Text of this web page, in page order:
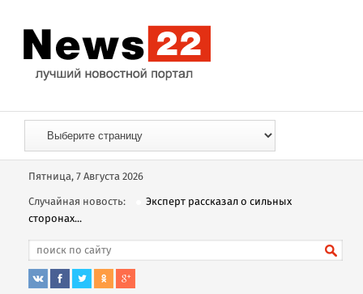
Пятница, 7 Августа 2026
Случайная новость:
Эксперт рассказал о сильных
сторонах...